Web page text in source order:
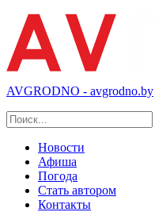
AVGRODNO - avgrodno.by
Новости
Афиша
Погода
Стать автором
Контакты